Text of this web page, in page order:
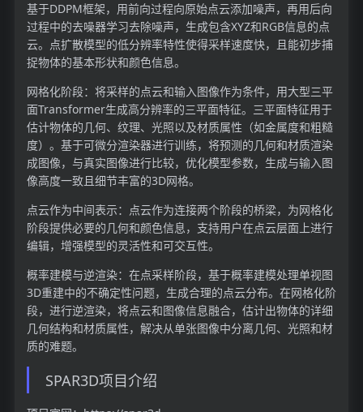
基于DDPM框架，用前向过程向原始点云添加噪声，再用后向
过程中的去噪器学习去除噪声，生成包含XYZ和RGB信息的点
云。点扩散模型的低分辨率特性使得采样速度快，且能初步捕
捉物体的基本形状和颜色信息。
网格化阶段：将采样的点云和输入图像作为条件，用大型三平
面Transformer生成高分辨率的三平面特征。三平面特征用于
估计物体的几何、纹理、光照以及材质属性（如金属度和粗糙
度）。基于可微分渲染器进行训练，将预测的几何和材质渲染
成图像，与真实图像进行比较，优化模型参数，生成与输入图
像高度一致且细节丰富的3D网格。
点云作为中间表示：点云作为连接两个阶段的桥梁，为网格化
阶段提供必要的几何和颜色信息，支持用户在点云层面上进行
编辑，增强模型的灵活性和可交互性。
概率建模与逆渲染：在点采样阶段，基于概率建模处理单视图
3D重建中的不确定性问题，生成合理的点云分布。在网格化阶
段，进行逆渲染，将点云和图像信息融合，估计出物体的详细
几何结构和材质属性，解决从单张图像中分离几何、光照和材
质的难题。
SPAR3D项目介绍